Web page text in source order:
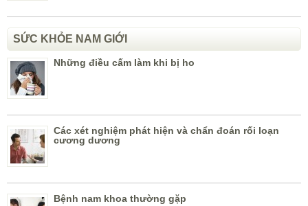
SỨC KHỎE NAM GIỚI
Những điều cấm làm khi bị ho
Các xét nghiệm phát hiện và chẩn đoán rối loạn
cương dương
Bệnh nam khoa thường gặp